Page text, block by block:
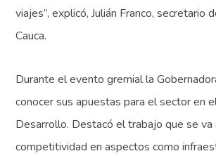
viajes”, explicó, Julián Franco, secretario
Cauca.
Durante el evento gremial la
conocer sus apuestas para el sector en
Desarrollo. Destacó el trabajo que se va
competitividad en aspectos como